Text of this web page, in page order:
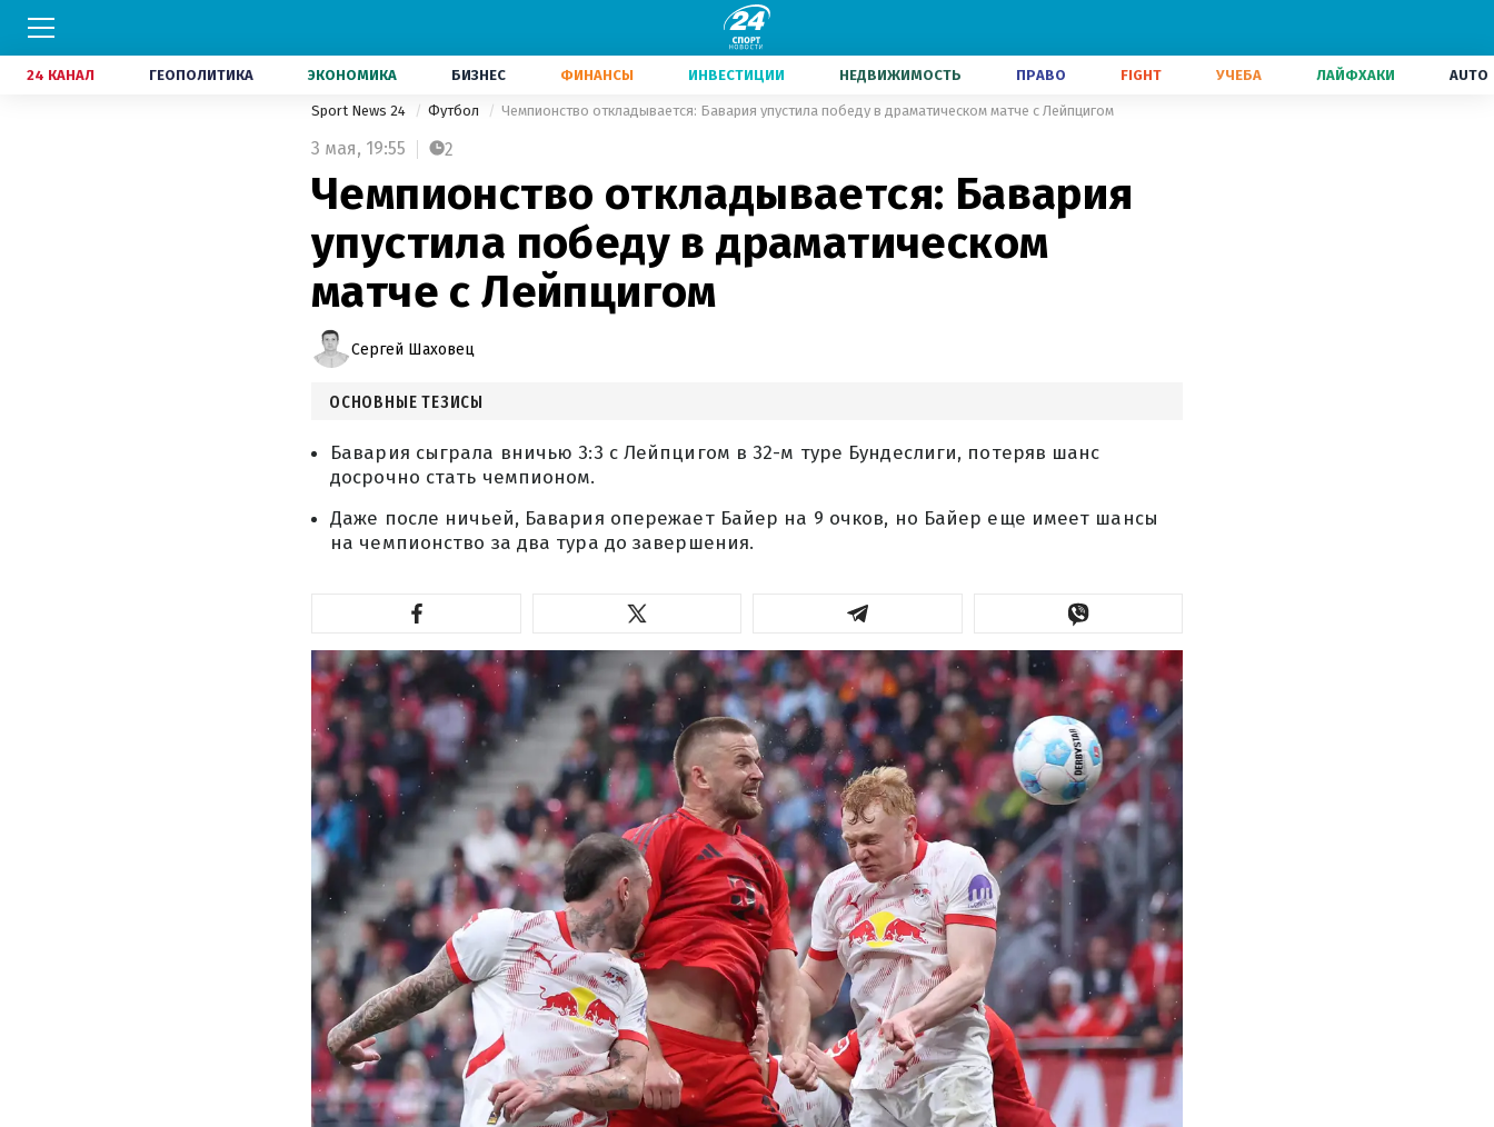
24 КАНАЛ ГЕОПОЛИТИКА ЭКОНОМИКА БИЗНЕС ФИНАНСЫ ИНВЕСТИЦИИ НЕДВИЖИМОСТЬ ПРАВО FIGHT УЧЕБА ЛАЙФХАКИ AUTO
Sport News 24 Футбол Чемпионство откладывается: Бавария упустила победу в драматическом матче с Лейпцигом
3 мая, 19:55 2
Чемпионство откладывается: Бавария
упустила победу в драматическом
матче с Лейпцигом
Сергей Шаховец
ОСНОВНЫЕ ТЕЗИСЫ
Бавария сыграла вничью 3:3 с Лейпцигом в 32-м туре Бундеслиги, потеряв шанс
досрочно стать чемпионом.
Даже после ничьей, Бавария опережает Байер на 9 очков, но Байер еще имеет шансы
на чемпионство за два тура до завершения.